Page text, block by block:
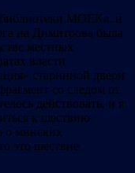
библиотеки МОЕКа, и
на Димитрова была
местных
власти
старинной двери
со следом от
действовать, и я
к шествию
о минских
это шествие